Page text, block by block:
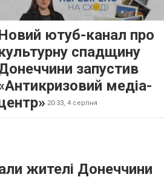
ютуб-канал про
спадщину
запустив
медіа-
20:33, 4 серпня
жителі Донеччини